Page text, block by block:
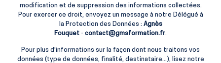
modification et de suppression des informations collectées.
Pour exercer ce droit, envoyez un message à notre Délégué à
la Protection des Données : Agnès
Fouquet - contact@gmsformation.fr.
Pour plus d'informations sur la façon dont nous traitons vos
données (type de données, finalité, destinataire...), lisez notre